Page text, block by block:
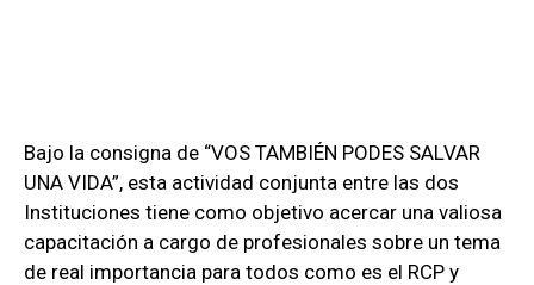
Bajo la consigna de “VOS TAMBIÉN PODES SALVAR
UNA VIDA”, esta actividad conjunta entre las dos
Instituciones tiene como objetivo acercar una valiosa
capacitación a cargo de profesionales sobre un tema
de real importancia para todos como es el RCP y